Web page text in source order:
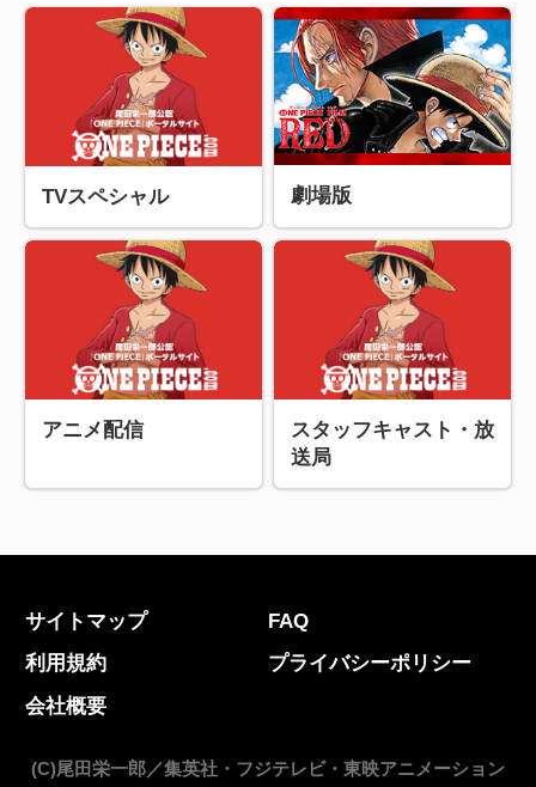
TVスペシャル 劇場版
アニメ配信
スタッフキャスト・放
送局
サイトマップ
FAQ
利用規約
プライバシーポリシー
会社概要
(C)尾田栄一郎／集英社・フジテレビ・東映アニメーション